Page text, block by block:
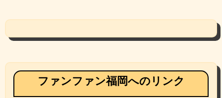
ファンファン福岡へのリンク